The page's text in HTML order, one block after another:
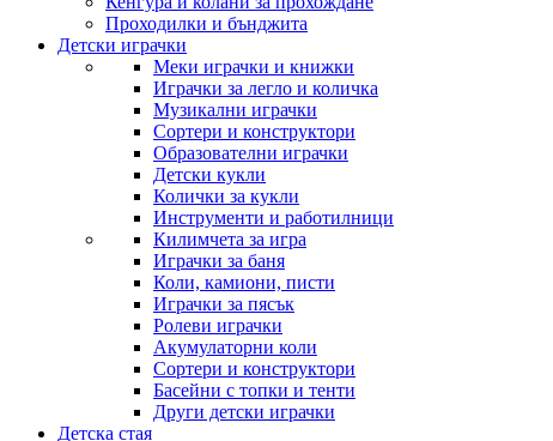
Проходилки и бънджита
Детски играчки
Меки играчки и книжки
Играчки за легло и количка
Музикални играчки
Сортери и конструктори
Образователни играчки
Детски кукли
Колички за кукли
Инструменти и работилници
Килимчета за игра
Играчки за баня
Коли, камиони, писти
Играчки за пясък
Ролеви играчки
Акумулаторни коли
Сортери и конструктори
Басейни с топки и тенти
Други детски играчки
Детска стая